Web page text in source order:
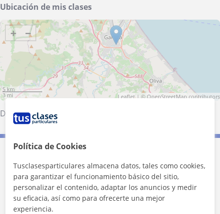
Ubicación de mis clases
+ −
5 km
3 mi
Leaflet| ©OpenStreetMapcontributors
Daimús·Real de Gandía
Tarifa 8€/h
1ª clase gratis
Política de Cookies
Tusclasesparticulares almacena datos, tales como cookies,
para garantizar el funcionamiento básico del sitio,
personalizar el contenido, adaptar los anuncios y medir
su eficacia, así como para ofrecerte una mejor
experiencia.